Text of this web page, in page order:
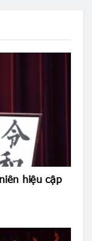
hiệu cập